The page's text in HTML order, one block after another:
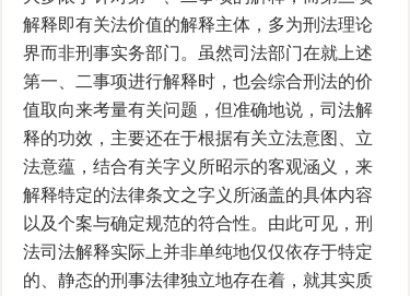
解释即有关法价值的解释主体，多为刑法理论
界而非刑事实务部门。虽然司法部门在就上述
第一、二事项进行解释时，也会综合刑法的价
值取向来考量有关问题，但准确地说，司法解
释的功效，主要还在于根据有关立法意图、立
法意蕴，结合有关字义所昭示的客观涵义，来
解释特定的法律条文之字义所涵盖的具体内容
以及个案与确定规范的符合性。由此可见，刑
法司法解释实际上并非单纯地仅仅依存于特定
的、静态的刑事法律独立地存在着，就其实质